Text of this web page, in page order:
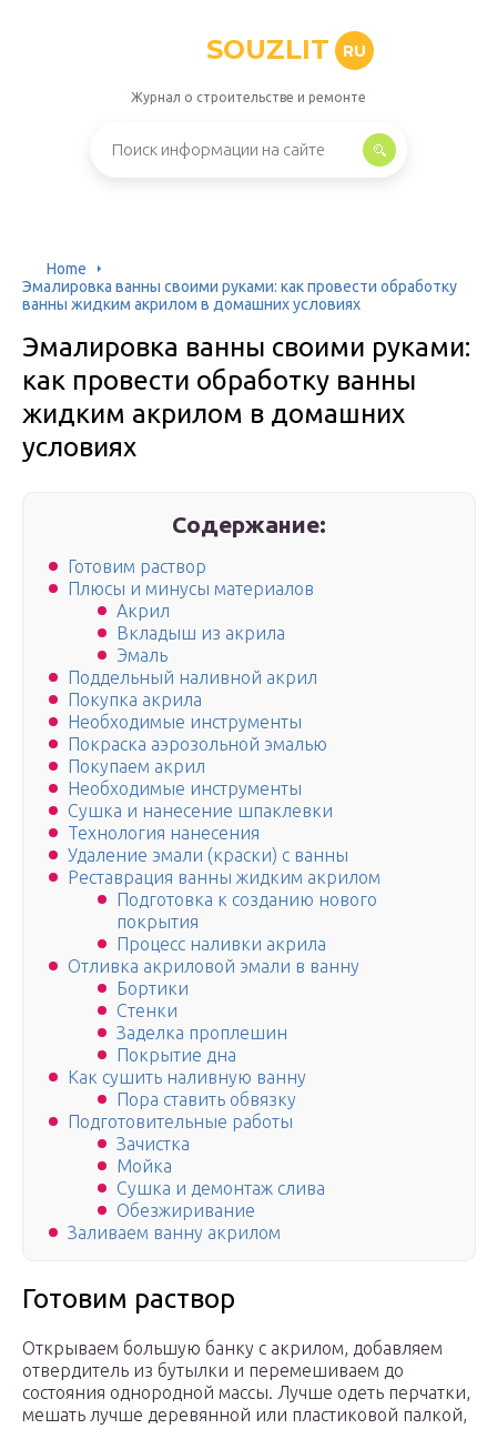
SOUZLIT RU
Журнал о строительстве и ремонте
Home
Эмалировка ванны своими руками: как провести обработку
ванны жидким акрилом в домашних условиях
Эмалировка ванны своими руками:
как провести обработку ванны
жидким акрилом в домашних
условиях
Содержание:
Готовим раствор
Плюсы и минусы материалов
Акрил
Вкладыш из акрила
Эмаль
Поддельный наливной акрил
Покупка акрила
Необходимые инструменты
Покраска аэрозольной эмалью
Покупаем акрил
Необходимые инструменты
Сушка и нанесение шпаклевки
Технология нанесения
Удаление эмали (краски) с ванны
Реставрация ванны жидким акрилом
Подготовка к созданию нового
покрытия
Процесс наливки акрила
Отливка акриловой эмали в ванну
Бортики
Стенки
Заделка проплешин
Покрытие дна
Как сушить наливную ванну
Пора ставить обвязку
Подготовительные работы
Зачистка
Мойка
Сушка и демонтаж слива
Обезжиривание
Заливаем ванну акрилом
Готовим раствор
Открываем большую банку с акрилом, добавляем
отвердитель из бутылки и перемешиваем до
состояния однородной массы. Лучше одеть перчатки,
мешать лучше деревянной или пластиковой палкой,